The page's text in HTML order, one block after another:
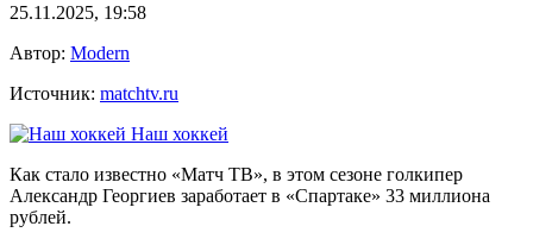
25.11.2025, 19:58
Автор: Modern
Источник: matchtv.ru
Наш хоккей
Как стало известно «Матч ТВ», в этом сезоне голкипер
Александр Георгиев заработает в «Спартаке» 33 миллиона
рублей.